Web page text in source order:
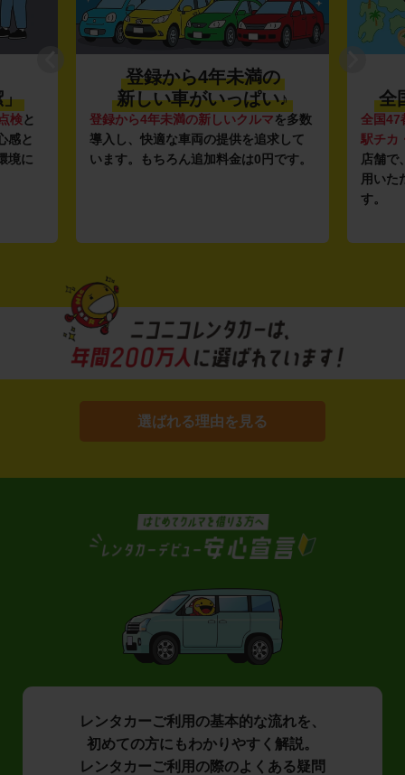
」
検と
感と
境に
登録から4年未満の
新しい車がいっぱい♪
登録から4年未満の新しいクルマを多数
導入し、快適な車両の提供を追求して
います。もちろん追加料金は0円です。
全
全国47
駅チカ
店舗で
用いた
す。
選ばれる理由を見る
レンタカーご利用の基本的な流れを、
初めての方にもわかりやすく解説。
レンタカーご利用の際のよくある疑問